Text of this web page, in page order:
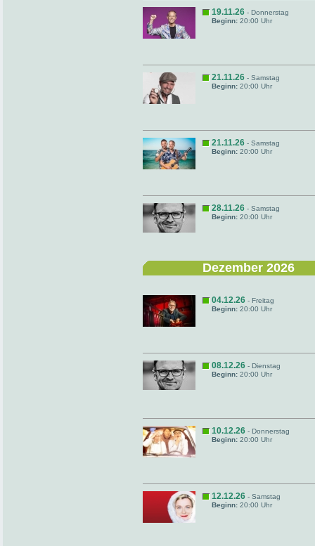
19.11.26 - Donnerstag
Beginn: 20:00 Uhr
21.11.26 - Samstag
Beginn: 20:00 Uhr
21.11.26 - Samstag
Beginn: 20:00 Uhr
28.11.26 - Samstag
Beginn: 20:00 Uhr
Dezember 2026
04.12.26 - Freitag
Beginn: 20:00 Uhr
08.12.26 - Dienstag
Beginn: 20:00 Uhr
10.12.26 - Donnerstag
Beginn: 20:00 Uhr
12.12.26 - Samstag
Beginn: 20:00 Uhr